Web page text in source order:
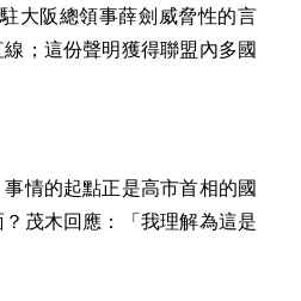
大阪總領事薛劍威脅性的言
；這份聲明獲得聯盟內多國
情的起點正是高市首相的國
茂木回應：「我理解為這是